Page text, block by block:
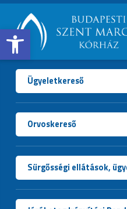
Open toolbar
BUDAPESTI
SZENT
MARGIT
KÓRHÁZ
Ügyeletkereső
Orvoskereső
Sürgősségi ellátások,